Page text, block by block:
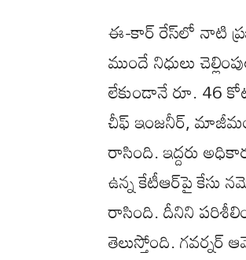
ఈ-కార్ రేస్‌లో నాటి
ముందే నిధులు
లేకుండానే రూ. 46
చీఫ్ ఇంజనీర్,
రాసింది. ఇద్దరు
ఉన్న కేటీఆర్‌పై కేసు
రాసింది. దీనిని
తెలుస్తోంది. గవర్నర్‌